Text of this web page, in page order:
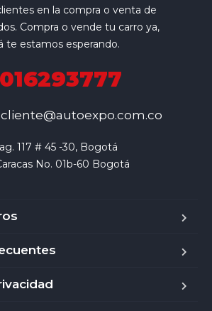
en la compra o venta de
Compra o vende tu carro ya,
te estamos esperando.
117 # 45 -30, Bogotá
No. 01b-60 Bogotá